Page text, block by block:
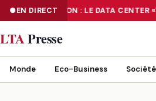
EN DIRECT
NUMÉRISATION : LE DATA CENTER
NUMÉRISATION : LE DATA CENTER
LTAPresse
Monde Eco-Business Société